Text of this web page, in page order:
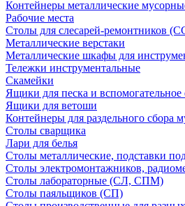
Контейнеры металлические
Рабочие места
Столы для слесарей-ремонтников
Металлические верстаки
Металлические шкафы для
Тележки инструментальные
Скамейки
Ящики для песка и вспомогательное
Ящики для ветоши
Контейнеры для раздельного сбора
Столы сварщика
Лари для белья
Столы металлические, подставки
Столы электромонтажников,
Столы лабораторные (СЛ, СПМ)
Столы паяльщиков (СП)